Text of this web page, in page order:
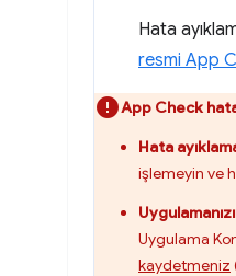
Hata
resmi App
App Check
Hata
işlemeyin ve
Uygulama
kaydetmeniz